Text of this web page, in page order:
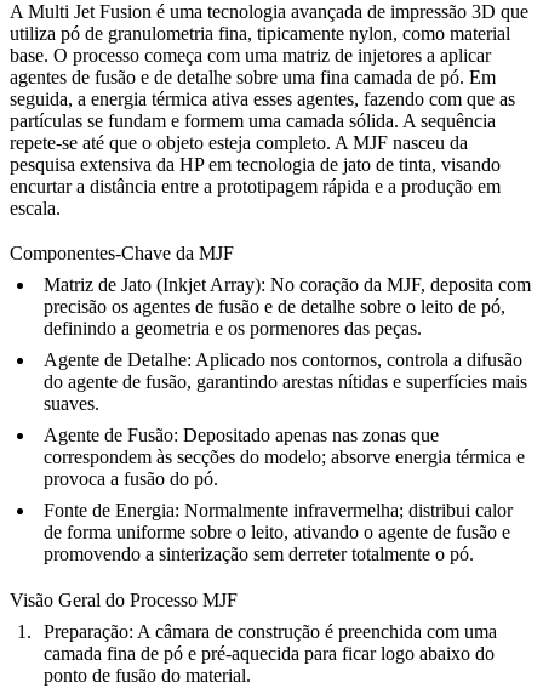
A Multi Jet Fusion é uma tecnologia avançada de impressão 3D que
utiliza pó de granulometria fina, tipicamente nylon, como material
base. O processo começa com uma matriz de injetores a aplicar
agentes de fusão e de detalhe sobre uma fina camada de pó. Em
seguida, a energia térmica ativa esses agentes, fazendo com que as
partículas se fundam e formem uma camada sólida. A sequência
repete-se até que o objeto esteja completo. A MJF nasceu da
pesquisa extensiva da HP em tecnologia de jato de tinta, visando
encurtar a distância entre a prototipagem rápida e a produção em
escala.
Componentes-Chave da MJF
Matriz de Jato (Inkjet Array): No coração da MJF, deposita com
precisão os agentes de fusão e de detalhe sobre o leito de pó,
definindo a geometria e os pormenores das peças.
Agente de Detalhe: Aplicado nos contornos, controla a difusão
do agente de fusão, garantindo arestas nítidas e superfícies mais
suaves.
Agente de Fusão: Depositado apenas nas zonas que
correspondem às secções do modelo; absorve energia térmica e
provoca a fusão do pó.
Fonte de Energia: Normalmente infravermelha; distribui calor
de forma uniforme sobre o leito, ativando o agente de fusão e
promovendo a sinterização sem derreter totalmente o pó.
Visão Geral do Processo MJF
Preparação: A câmara de construção é preenchida com uma
camada fina de pó e pré-aquecida para ficar logo abaixo do
ponto de fusão do material.